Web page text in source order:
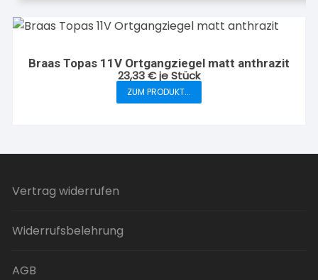
Produktseite
werden
Braas Topas 11V Ortgangziegel matt anthrazit
23,33€je Stück
ZUM PRODUKT...
Dieses
mehrere
Vertrag widerrufen
Widerrufsbelehrung
AGB